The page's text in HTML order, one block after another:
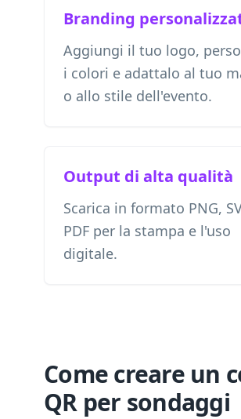
Branding
Aggiungi il tuo logo,
i colori e adattalo al tuo
o allo stile dell'evento.
Output di alta qualità
Scarica in formato PNG,
PDF per la stampa e l'uso
digitale.
Come creare un
QR per sondaggi